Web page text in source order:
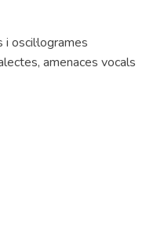
oscil·logrames
amenaces vocals